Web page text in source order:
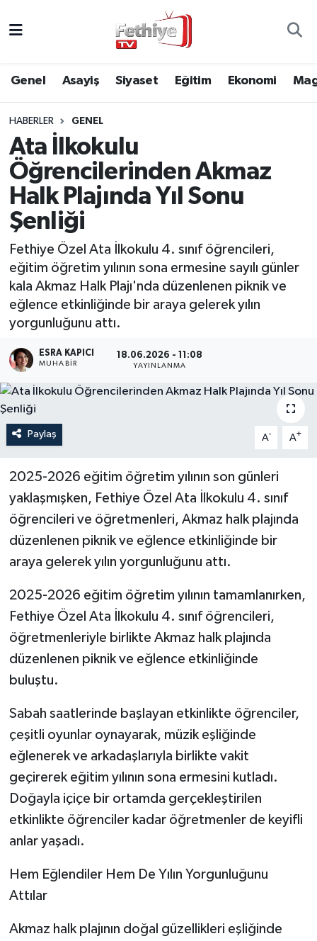
Genel Asayiş Siyaset Eğitim Ekonomi
HABERLER GENEL
Ata İlkokulu
Öğrencilerinden Akmaz
Halk Plajında Yıl Sonu
Şenliği
Fethiye Özel Ata İlkokulu 4. sınıf öğrencileri,
eğitim öğretim yılının sona ermesine sayılı günler
kala Akmaz Halk Plajı'nda düzenlenen piknik ve
eğlence etkinliğinde bir araya gelerek yılın
yorgunluğunu attı.
ESRA KAPICI
MUHABİR
18.06.2026 - 11:08
YAYINLANMA
Paylaş A- A+
2025-2026 eğitim öğretim yılının son günleri
yaklaşmışken, Fethiye Özel Ata İlkokulu 4. sınıf
öğrencileri ve öğretmenleri, Akmaz halk plajında
düzenlenen piknik ve eğlence etkinliğinde bir
araya gelerek yılın yorgunluğunu attı.
2025-2026 eğitim öğretim yılının tamamlanırken,
Fethiye Özel Ata İlkokulu 4. sınıf öğrencileri,
öğretmenleriyle birlikte Akmaz halk plajında
düzenlenen piknik ve eğlence etkinliğinde
buluştu.
Sabah saatlerinde başlayan etkinlikte öğrenciler,
çeşitli oyunlar oynayarak, müzik eşliğinde
eğlenerek ve arkadaşlarıyla birlikte vakit
geçirerek eğitim yılının sona ermesini kutladı.
Doğayla içiçe bir ortamda gerçekleştirilen
etkinlikte öğrenciler kadar öğretmenler de keyifli
anlar yaşadı.
Hem Eğlendiler Hem De Yılın Yorgunluğunu
Attılar
Akmaz halk plajının doğal güzellikleri eşliğinde
Asayiş
Eğitim
Ekonomi
Kültür
Magazin
Spor
Muğla Hava Durumu
Muğla Namaz Vakitleri
Muğla Trafik Yoğunluk Haritası
Süper Lig Puan Durumu ve Fikstür
Tüm Manşetler
Son Dakika Haberleri
Haber Arşivi